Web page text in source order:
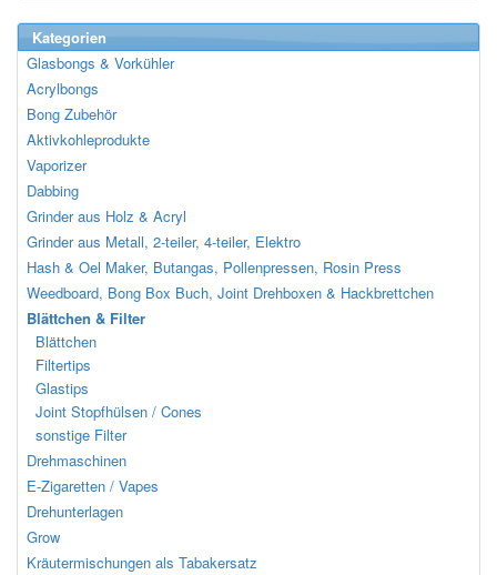
Kategorien
Glasbongs & Vorkühler
Acrylbongs
Bong Zubehör
Aktivkohleprodukte
Vaporizer
Dabbing
Grinder aus Holz & Acryl
Grinder aus Metall, 2-teiler, 4-teiler, Elektro
Hash & Oel Maker, Butangas, Pollenpressen, Rosin Press
Weedboard, Bong Box Buch, Joint Drehboxen & Hackbrettchen
Blättchen & Filter
Blättchen
Filtertips
Glastips
Joint Stopfhülsen / Cones
sonstige Filter
Drehmaschinen
E-Zigaretten / Vapes
Drehunterlagen
Grow
Kräutermischungen als Tabakersatz